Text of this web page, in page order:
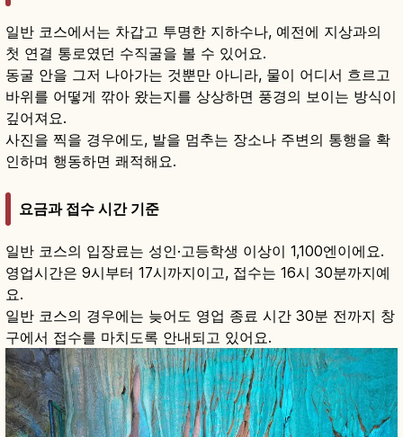
일반 코스에서는 차갑고 투명한 지하수나, 예전에 지상과의
첫 연결 통로였던 수직굴을 볼 수 있어요.
동굴 안을 그저 나아가는 것뿐만 아니라, 물이 어디서 흐르고
바위를 어떻게 깎아 왔는지를 상상하면 풍경의 보이는 방식이
깊어져요.
사진을 찍을 경우에도, 발을 멈추는 장소나 주변의 통행을 확
인하며 행동하면 쾌적해요.
요금과 접수 시간 기준
일반 코스의 입장료는 성인·고등학생 이상이 1,100엔이에요.
영업시간은 9시부터 17시까지이고, 접수는 16시 30분까지예
요.
일반 코스의 경우에는 늦어도 영업 종료 시간 30분 전까지 창
구에서 접수를 마치도록 안내되고 있어요.